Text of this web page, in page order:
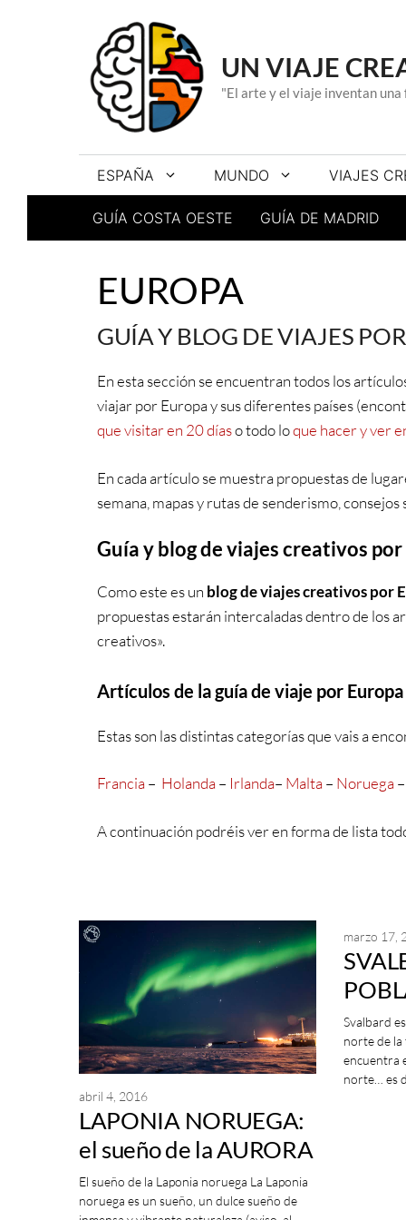
UN VIAJE
"El arte y el viaje inventan una
ESPAÑA MUNDO VIAJES
GUÍA COSTA OESTE GUÍA DE MADRID
EUROPA
GUÍA Y BLOG DE VIAJES
En esta sección se encuentran todos los
viajar por Europa y sus diferentes países
que visitar en 20 díaso todo loque hacer y ver
En cada artículo se muestra propuestas de
semana, mapas y rutas de senderismo,
Guía y blog de viajes creativos
Como este es un blog de viajes creativos por
propuestas estarán intercaladas dentro de los
creativos».
Artículos de la guía de viaje por
Estas son las distintas categorías que vais a
Francia– Holanda– Irlanda– Malta– Noruega–
A continuación podréis ver en forma de lista
LAPONIA NORUEGA:
el sueño de la AURORA
abril 4, 2016
El sueño de la Laponia noruega La Laponia
noruega es un sueño, un dulce sueño de
de la
marzo 17,
Svalbard
norte de la
encuentra
norte… es